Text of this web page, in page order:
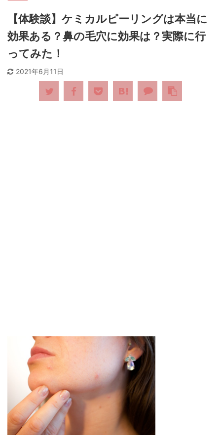
【体験談】ケミカルピーリングは本当に
効果ある？鼻の毛穴に効果は？実際に行
ってみた！
2021年6月11日